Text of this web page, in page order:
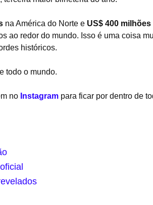
na América do Norte e US$ 400 milhões
ao redor do mundo. Isso é uma coisa
históricos.
todo o mundo.
no Instagram para ficar por dentro de